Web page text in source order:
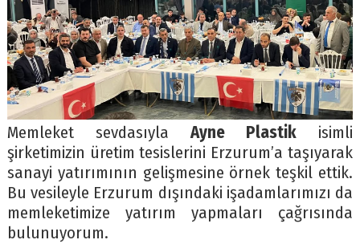
Memleket sevdasıyla Ayne Plastik isimli
şirketimizin üretim tesislerini Erzurum’a taşıyarak
sanayi yatırımının gelişmesine örnek teşkil ettik.
Bu vesileyle Erzurum dışındaki işadamlarımızı da
memleketimize yatırım yapmaları çağrısında
bulunuyorum.